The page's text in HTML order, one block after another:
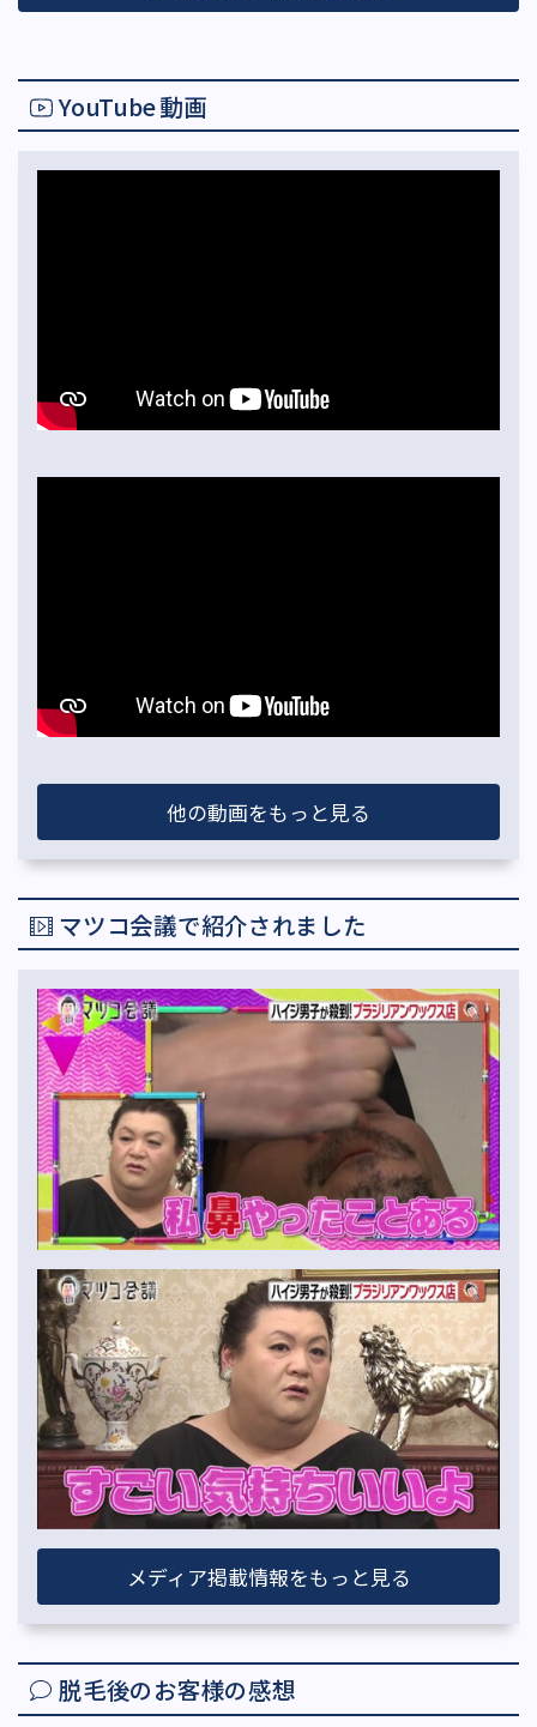
YouTube 動画
他の動画をもっと見る
マツコ会議で紹介されました
メディア掲載情報をもっと見る
脱毛後のお客様の感想